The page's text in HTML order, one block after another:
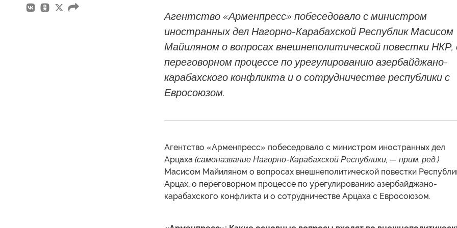
Агентство «Арменпресс» побеседовало с министром
иностранных дел Нагорно-Карабахской Республик Масисом
Майиляном о вопросах внешнеполитической повестки НКР,
переговорном процессе по урегулированию азербайджано-
карабахского конфликта и о сотрудничестве республики с
Евросоюзом.
Агентство «Арменпресс» побеседовало с министром иностранных дел
Арцаха (самоназвание Нагорно-Карабахской Республики, — прим. ред.)
Масисом Майиляном о вопросах внешнеполитической повестки
Арцах, о переговорном процессе по урегулированию азербайджано-
карабахского конфликта и о сотрудничестве Арцаха с Евросоюзом.